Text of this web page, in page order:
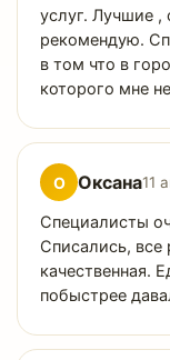
услуг. Лучшие
рекомендую.
в том что в
которого мне
О Оксана11
Специалисты
Списались, все
качественная.
побыстрее